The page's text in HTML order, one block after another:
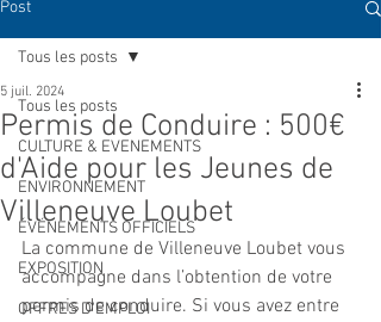
Post
Tous les posts
CULTURE & EVENEMENTS
ENVIRONNEMENT
ÉVÉNEMENTS OFFICIELS
EXPOSITION
OFFRES D'EMPLOI
Tous les posts
Permis de Conduire : 500€
d'Aide pour les Jeunes de
Villeneuve Loubet
5 juil. 2024
La commune de Villeneuve Loubet vous
accompagne dans l’obtention de votre
permis de conduire. Si vous avez entre